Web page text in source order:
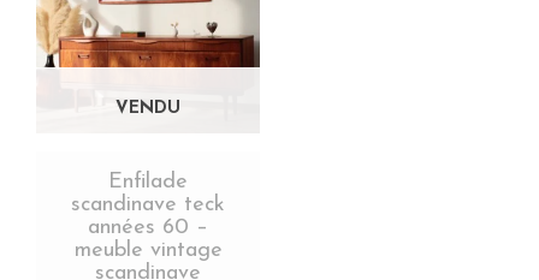
Enfilade
scandinave teck
années 60 –
meuble vintage
scandinave